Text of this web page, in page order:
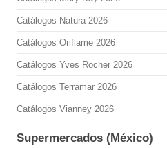
Catálogos Natura 2026
Catálogos Oriflame 2026
Catálogos Yves Rocher 2026
Catálogos Terramar 2026
Catálogos Vianney 2026
Supermercados (México)